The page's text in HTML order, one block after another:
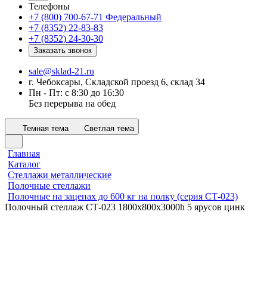
Телефоны
+7 (800) 700-67-71 Федеральный
+7 (8352) 22-83-83
+7 (8352) 24-30-30
Заказать звонок
sale@sklad-21.ru
г. Чебоксары, Складской проезд 6, склад 34
Пн - Пт: с 8:30 до 16:30
Без перерыва на обед
Темная тема Светлая тема
Главная
Каталог
Стеллажи металлические
Полочные стеллажи
Полочные на зацепах до 600 кг на полку (серия СТ-023)
Полочный стеллаж СТ-023 1800x800х3000h 5 ярусов цинк